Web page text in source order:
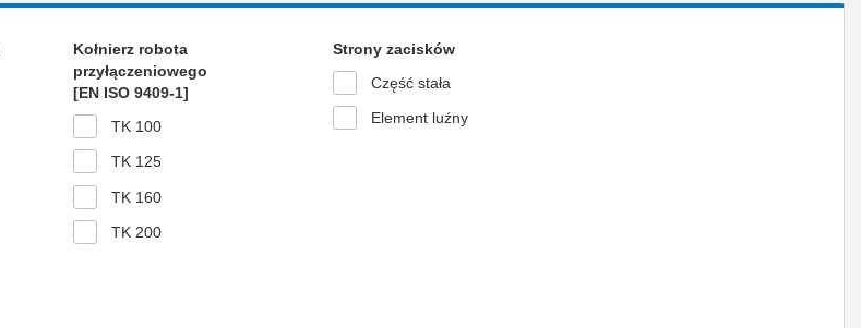
Kołnierz robota
przyłączeniowego
[EN ISO 9409-1]
TK 100
TK 125
TK 160
TK 200
Strony zacisków
Część stała
Element luźny